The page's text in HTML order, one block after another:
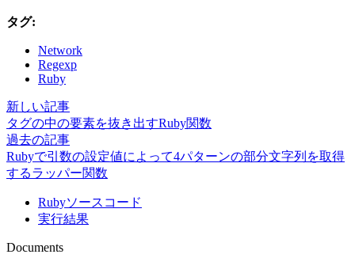
タグ:
Network
Regexp
Ruby
新しい記事
タグの中の要素を抜き出すRuby関数
過去の記事
Rubyで引数の設定値によって4パターンの部分文字列を取得
するラッパー関数
Rubyソースコード
実行結果
Documents